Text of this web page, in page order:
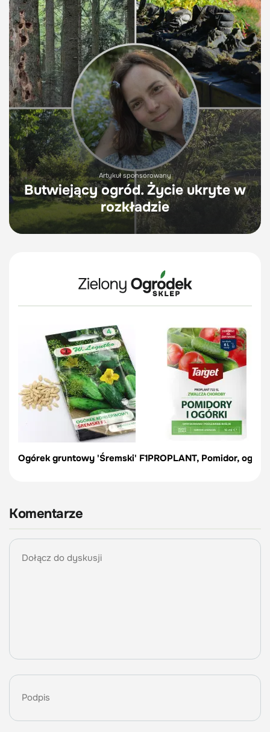
Artykuł sponsorowany
Butwiejący ogród. Życie ukryte w
rozkładzie
Ogórek gruntowy 'Śremski' F1PROPLANT, Pomidor,
Komentarze